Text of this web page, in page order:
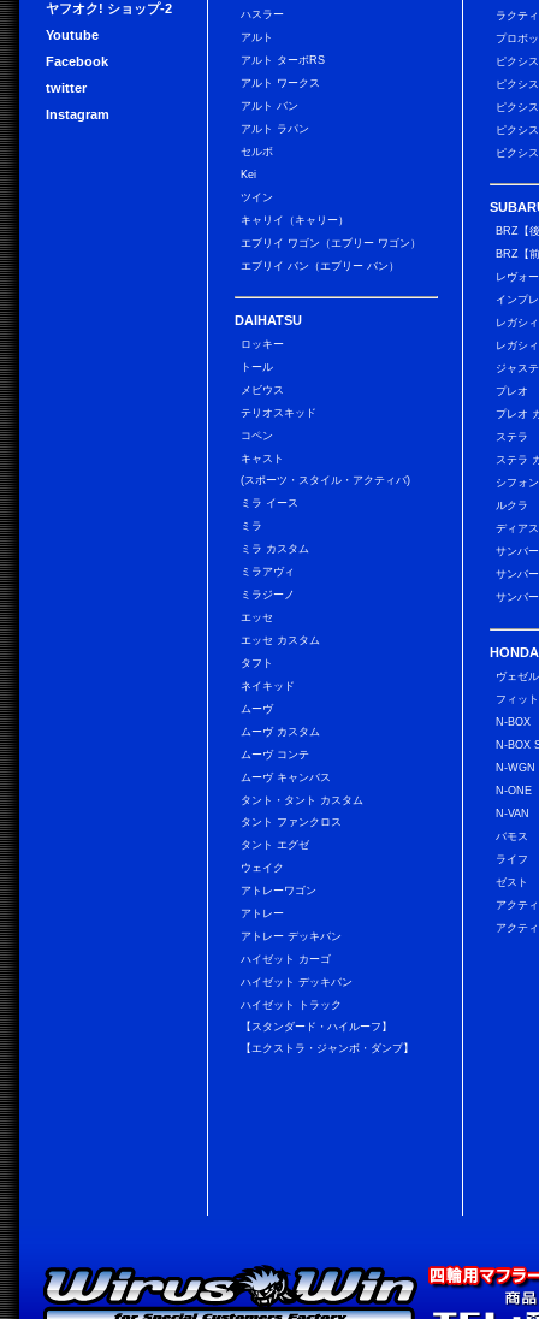
ヤフオク! ショップ-2
Youtube
Facebook
twitter
Instagram
ハスラー
アルト
アルト ターボRS
アルト ワークス
アルト バン
アルト ラパン
セルボ
Kei
ツイン
キャリイ（キャリー）
エブリイ ワゴン（エブリー ワゴン）
エブリイ バン（エブリー バン）
DAIHATSU
ロッキー
トール
メビウス
テリオスキッド
コペン
キャスト
(スポーツ・スタイル・アクティバ)
ミラ イース
ミラ
ミラ カスタム
ミラアヴィ
ミラジーノ
エッセ
エッセ カスタム
タフト
ネイキッド
ムーヴ
ムーヴ カスタム
ムーヴ コンテ
ムーヴ キャンバス
タント・タント カスタム
タント ファンクロス
タント エグゼ
ウェイク
アトレーワゴン
アトレー
アトレー デッキバン
ハイゼット カーゴ
ハイゼット デッキバン
ハイゼット トラック
【スタンダード・ハイルーフ】
【エクストラ・ジャンボ・ダンプ】
ラクテ
プロボ
ピクシ
ピクシ
ピクシ
ピクシ
ピクシ
BRZ【
BRZ【
レヴォ
インプ
レガシ
レガシ
ジャス
プレオ
プレオ
ステラ
ステラ
シフォ
ルクラ
ディア
サンバ
サンバ
サンバ
HONDA
ヴェゼル
フィット
N-BOX
N-BOX
N-WGN
N-ONE
N-VAN
バモス
ライフ
ゼスト
アクテ
アクテ